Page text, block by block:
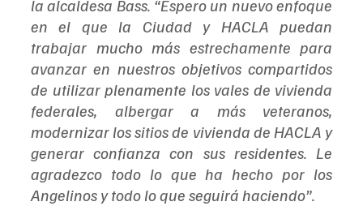
la alcaldesa Bass. “Espero un nuevo enfoque
en el que la Ciudad y HACLA puedan
trabajar mucho más estrechamente para
avanzar en nuestros objetivos compartidos
de utilizar plenamente los vales de vivienda
federales, albergar a más veteranos,
modernizar los sitios de vivienda de HACLA y
generar confianza con sus residentes. Le
agradezco todo lo que ha hecho por los
Angelinos y todo lo que seguirá haciendo”.